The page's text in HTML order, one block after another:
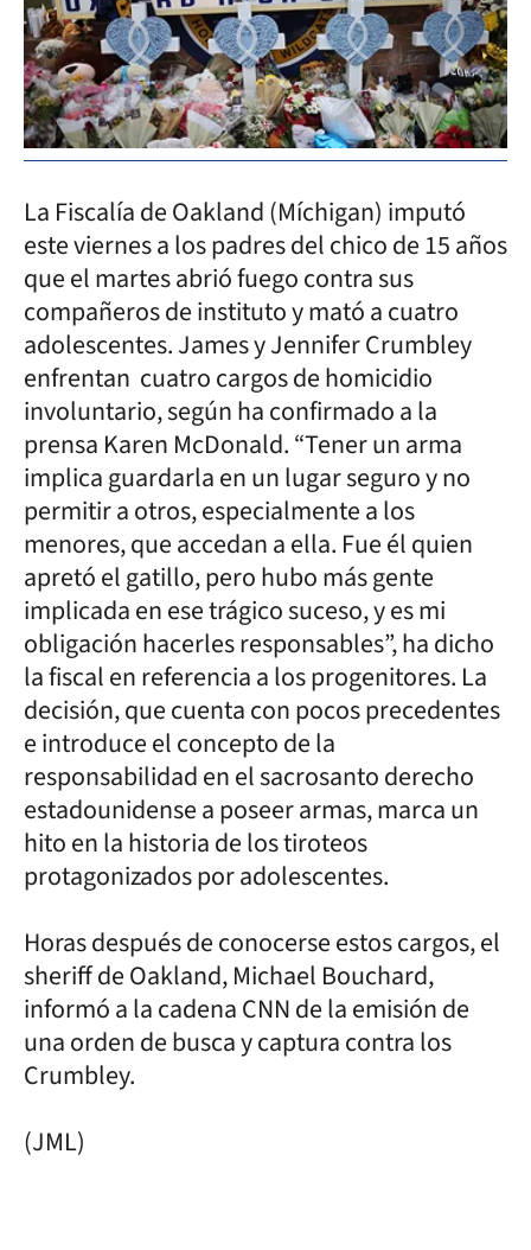
La Fiscalía de Oakland (Míchigan) imputó
este viernes a los padres del chico de 15 años
que el martes abrió fuego contra sus
compañeros de instituto y mató a cuatro
adolescentes. James y Jennifer Crumbley
enfrentan cuatro cargos de homicidio
involuntario, según ha confirmado a la
prensa Karen McDonald. “Tener un arma
implica guardarla en un lugar seguro y no
permitir a otros, especialmente a los
menores, que accedan a ella. Fue él quien
apretó el gatillo, pero hubo más gente
implicada en ese trágico suceso, y es mi
obligación hacerles responsables”, ha dicho
la fiscal en referencia a los progenitores. La
decisión, que cuenta con pocos precedentes
e introduce el concepto de la
responsabilidad en el sacrosanto derecho
estadounidense a poseer armas, marca un
hito en la historia de los tiroteos
protagonizados por adolescentes.
Horas después de conocerse estos cargos, el
sheriff de Oakland, Michael Bouchard,
informó a la cadena CNN de la emisión de
una orden de busca y captura contra los
Crumbley.
(JML)